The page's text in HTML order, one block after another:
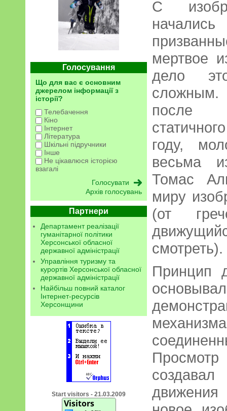
Голосування
Що для вас є основним
джерелом інформації з
історії?
Телебачення
Кіно
Інтернет
Література
Шкільні підручники
Інше
Не цікавлюся історією
взагалі
Архів голосувань
Партнери
Департамент реалізації
гуманітарної політики
Херсонської обласної
державної адміністрації
Управління туризму та
курортів Херсонської обласної
державної адміністрації
Найбільш повний каталог
Інтернет-ресурсів
Херсонщини
Start visitors - 21.03.2009
С
мертвое
дело
после
году,
весьма
Томас
миру
(от
смотреть).
Принцип